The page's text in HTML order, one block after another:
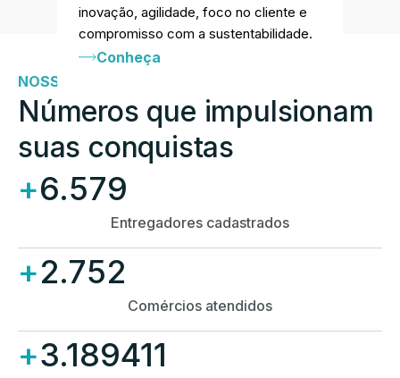
inovação, agilidade, foco no cliente e
compromisso com a sustentabilidade.
Conheça
NOSSOS NÚMEROS
Números que impulsionam
suas conquistas
Entregadores cadastrados
+6.579
Comércios atendidos
+2.752
+3.189411